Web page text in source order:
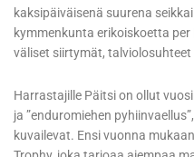
kaksipäiväisenä suurena
kymmenkunta erikoiskoetta
väliset siirtymät, talviolosuhteet
Harrastajille Päitsi on ollut
ja ”enduromiehen
kuvailevat. Ensi vuonna